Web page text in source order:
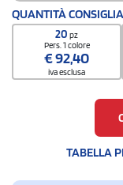
Codice doganale
Quantità per
250 / Inner carton
Quantità per scatola
QUANTITÀ
20pz
Pers. 1 colore
€92,40
iva esclusa
TABELLA